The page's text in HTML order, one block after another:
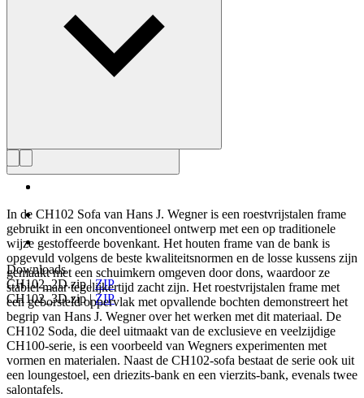
Downloads
CH102_2D.zip|ZIP
CH102_3D.zip|ZIP
In de CH102 Sofa van Hans J. Wegner is een roestvrijstalen frame
gebruikt in een onconventioneel ontwerp met een op traditionele
wijze gestoffeerde bovenkant. Het houten frame van de bank is
opgevuld volgens de beste kwaliteitsnormen en de losse kussens zijn
gemaakt met een schuimkern omgeven door dons, waardoor ze
stabiel maar tegelijkertijd zacht zijn. Het roestvrijstalen frame met
een geborsteld oppervlak met opvallende bochten demonstreert het
begrip van Hans J. Wegner over het werken met dit materiaal. De
CH102 Soda, die deel uitmaakt van de exclusieve en veelzijdige
CH100-serie, is een voorbeeld van Wegners experimenten met
vormen en materialen. Naast de CH102-sofa bestaat de serie ook uit
een loungestoel, een driezits-bank en een vierzits-bank, evenals twee
salontafels.